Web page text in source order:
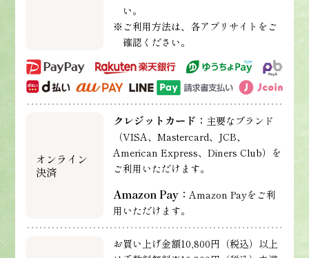
い。
※ご利用方法は、各アプリサイトをご
確認ください。
オンライン
決済
クレジットカード： 主要なブランド
（VISA、Mastercard、JCB、
American Express、Diners Club）を
ご利用いただけます。
Amazon Pay： Amazon Payをご利
用いただけます。
お買い上げ金額10,800円（税込）以上